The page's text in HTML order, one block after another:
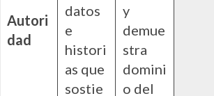
Autori
dad
datos
e
histori
as que
sostie
y
demue
stra
domini
o del